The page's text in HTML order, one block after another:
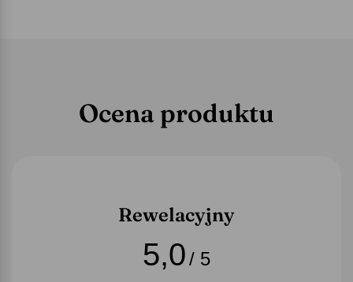
Ocena produktu
Rewelacyjny
5,0/ 5